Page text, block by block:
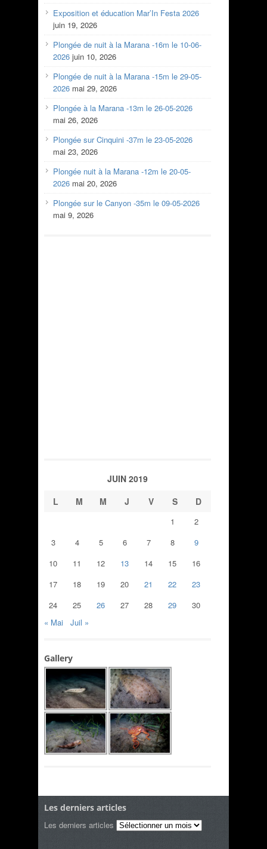
Exposition et éducation Mar’In Festa 2026
juin 19, 2026
Plongée de nuit à la Marana -16m le 10-06-
2026 juin 10, 2026
Plongée de nuit à la Marana -15m le 29-05-
2026 mai 29, 2026
Plongée à la Marana -13m le 26-05-2026
mai 26, 2026
Plongée sur Cinquini -37m le 23-05-2026
mai 23, 2026
Plongée nuit à la Marana -12m le 20-05-
2026 mai 20, 2026
Plongée sur le Canyon -35m le 09-05-2026
mai 9, 2026
JUIN 2019
L
M M J V S D
1
2
3
4 5 6 7 8
9
10
11 12 13 14 15
16
17
18 19 20 21 22
23
24
25 26 27 28 29
30
« Mai
Juil »
Gallery
Les derniers articles
Les derniers articles